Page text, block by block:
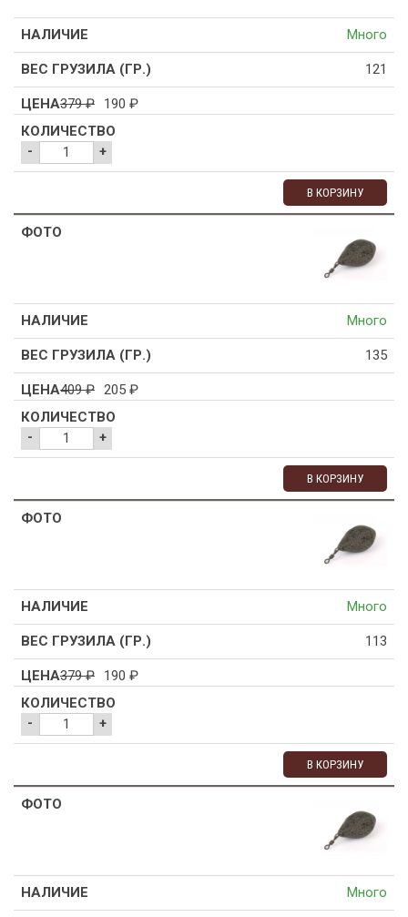
Много
121
379₽ 190 ₽
- +
В КОРЗИНУ
Много
135
409₽ 205 ₽
- +
В КОРЗИНУ
Много
113
379₽ 190 ₽
- +
В КОРЗИНУ
Много